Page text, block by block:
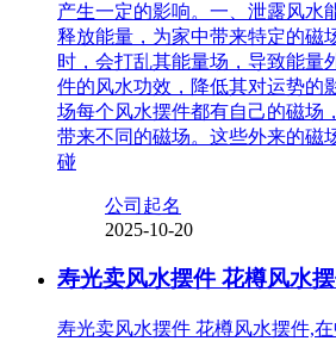
产生一定的影响。一、泄露风水
释放能量，为家中带来特定的磁
时，会打乱其能量场，导致能量
件的风水功效，降低其对运势的
场每个风水摆件都有自己的磁场
带来不同的磁场。这些外来的磁
碰
公司起名
2025-10-20
寿光卖风水摆件 花樽风水
寿光卖风水摆件 花樽风水摆件,